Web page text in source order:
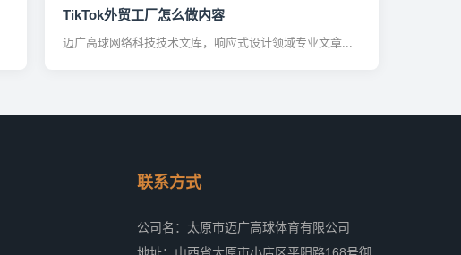
TikTok外贸工厂怎么做内容
迈广高球网络科技技术文库，响应式设计领域专业文章...
联系方式
公司名：太原市迈广高球体育有限公司